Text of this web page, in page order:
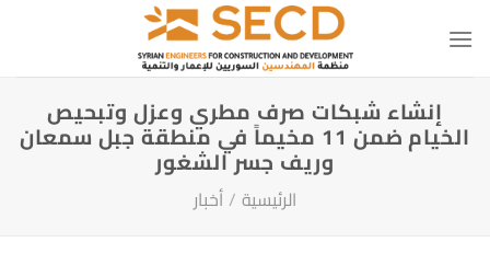
للمحتوى
إنشاء شبكات صرف مطري وعزل وتبحيص
الخيام ضمن 11 مخيماً في منطقة جبل سمعان
وريف جسر الشغور
الرئيسية / أخبار